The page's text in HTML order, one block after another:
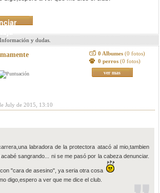
y dudas.
0 Albumes (0 fotos)
0 perros (0 fotos)
ver mas
July de 2015, 13:10
labradora de la protectora atacó al mio,tambien
sangrando... ni se me pasó por la cabeza denunciar.
"cara de asesino", ya seria otra cosa
digo,espero a ver que me dice el club.